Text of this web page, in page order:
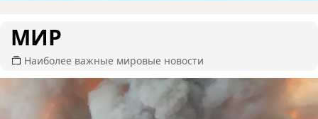
МИР
Наиболее важные мировые новости